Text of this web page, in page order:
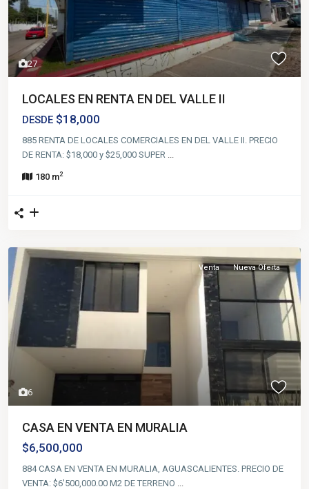
27
LOCALES EN RENTA EN DEL VALLE II
DESDE $18,000
885 RENTA DE LOCALES COMERCIALES EN DEL VALLE II. PRECIO
DE RENTA: $18,000 y $25,000 SUPER ...
180 m2
6
Venta Nueva Oferta
CASA EN VENTA EN MURALIA
$6,500,000
884 CASA EN VENTA EN MURALIA, AGUASCALIENTES. PRECIO DE
VENTA: $6'500,000.00 M2 DE TERRENO ...